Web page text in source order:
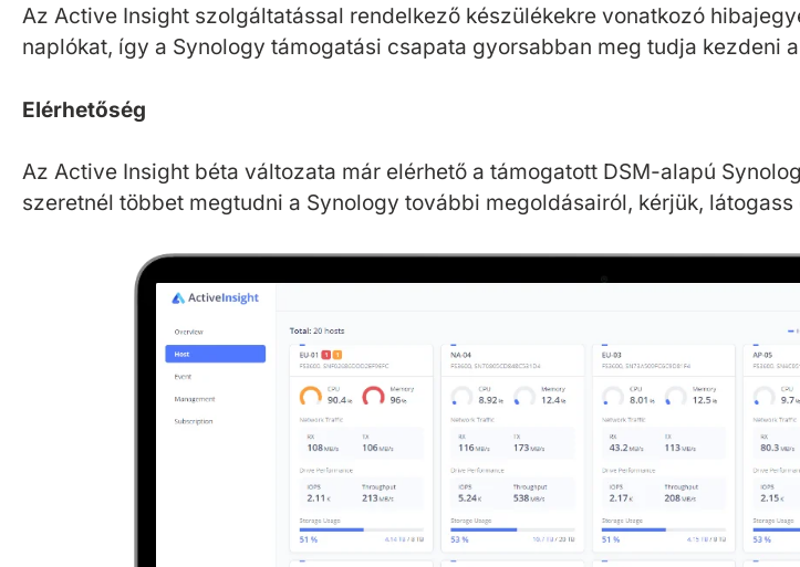
Az Active Insight szolgáltatással rendelkező készülékekre vonatkozó
naplókat, így a Synology támogatási csapata gyorsabban meg tudja kezdeni
Elérhetőség
Az Active Insight béta változata már elérhető a támogatott DSM-alapú
szeretnél többet megtudni a Synology további megoldásairól, kérjük,